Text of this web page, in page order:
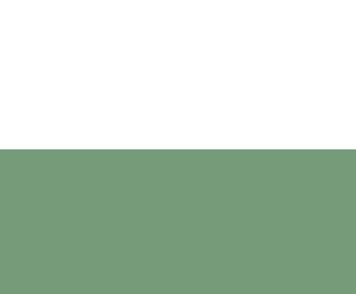
BEREGN PRIS BEREGN PRIS